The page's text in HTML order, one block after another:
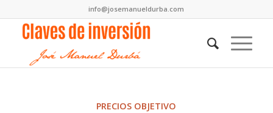
info@josemanueldurba.com
PRECIOS OBJETIVO